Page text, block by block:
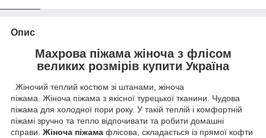
Опис
Махрова піжама жіноча з флісом
великих розмірів купити Україна
Жіночий теплий костюм зі штанами, жіноча
піжама. Жіноча піжама з якісної турецької тканини. Чудова
піжама для холодної пори року. У такій теплій і комфортній
піжамі зручно та тепло відпочивати та робити домашні
справи. Жіноча піжама флісова, складається із прямої кофти